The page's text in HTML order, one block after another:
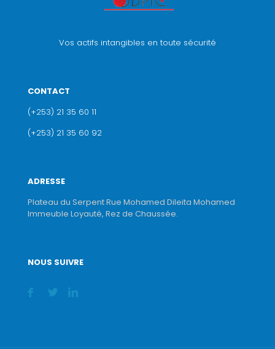
Vos actifs intangibles en toute sécurité
CONTACT
(+253) 21 35 60 11
(+253) 21 35 60 92
ADRESSE
Plateau du Serpent Rue Mohamed Dileita Mohamed
Immeuble Loyauté, Rez de Chaussée.
NOUS SUIVRE